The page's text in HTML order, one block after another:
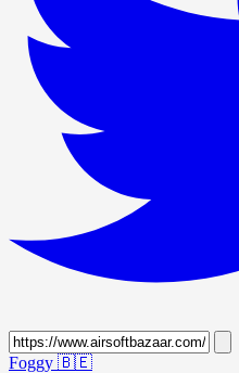
Foggy 🇧🇪